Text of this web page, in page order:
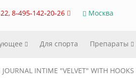
8-495-142-20-26 Москва
Для спорта Препараты
JOURNAL INTIME "VELVET" WITH HOOKS